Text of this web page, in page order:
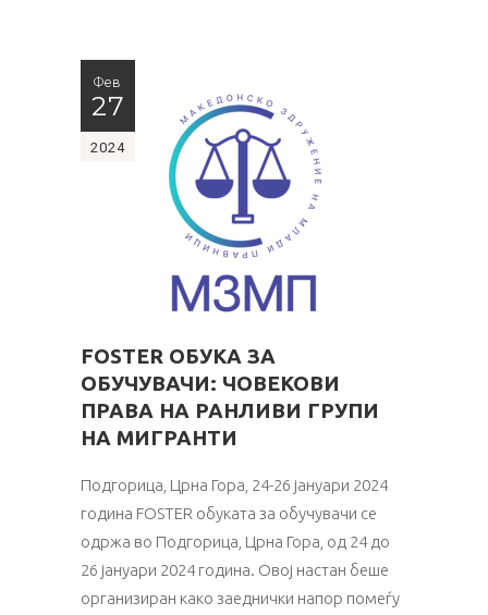
Фев
27
2024
FOSTER ОБУКА ЗА
ОБУЧУВАЧИ: ЧОВЕКОВИ
ПРАВА НА РАНЛИВИ ГРУПИ
НА МИГРАНТИ
Подгорица, Црна Гора, 24-26 јануари 2024
година FOSTER обуката за обучувачи се
одржа во Подгорица, Црна Гора, од 24 до
26 јануари 2024 година. Овој настан беше
организиран како заеднички напор помеѓу